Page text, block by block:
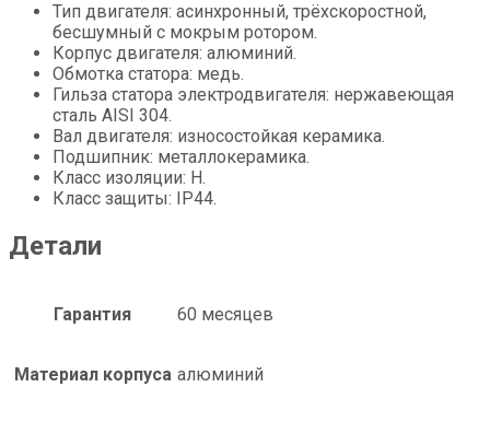
Тип двигателя: асинхронный, трёхскоростной,
бесшумный с мокрым ротором.
Корпус двигателя: алюминий.
Обмотка статора: медь.
Гильза статора электродвигателя: нержавеющая
сталь AISI 304.
Вал двигателя: износостойкая керамика.
Подшипник: металлокерамика.
Класс изоляции: H.
Класс защиты: IP44.
Детали
Гарантия 60 месяцев
Материал корпуса алюминий